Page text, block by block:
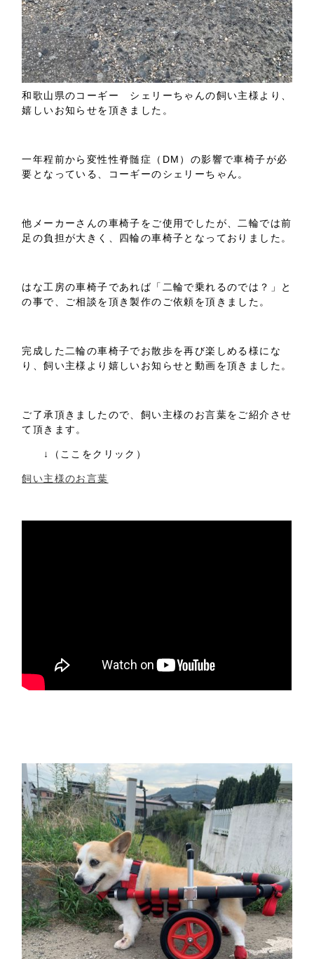
和歌山県のコーギー シェリーちゃんの飼い主様より、
嬉しいお知らせを頂きました。
一年程前から変性性脊髄症（DM）の影響で車椅子が必
要となっている、コーギーのシェリーちゃん。
他メーカーさんの車椅子をご使用でしたが、二輪では前
足の負担が大きく、四輪の車椅子となっておりました。
はな工房の車椅子であれば「二輪で乗れるのでは？」と
の事で、ご相談を頂き製作のご依頼を頂きました。
完成した二輪の車椅子でお散歩を再び楽しめる様にな
り、飼い主様より嬉しいお知らせと動画を頂きました。
ご了承頂きましたので、飼い主様のお言葉をご紹介させ
て頂きます。
↓（ここをクリック）
飼い主様のお言葉